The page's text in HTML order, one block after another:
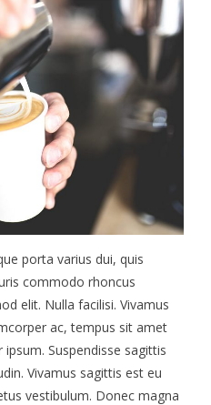
porta varius dui, quis
commodo rhoncus
elit. Nulla facilisi. Vivamus
ac, tempus sit amet
Suspendisse sagittis
Vivamus sagittis est eu
vestibulum. Donec magna